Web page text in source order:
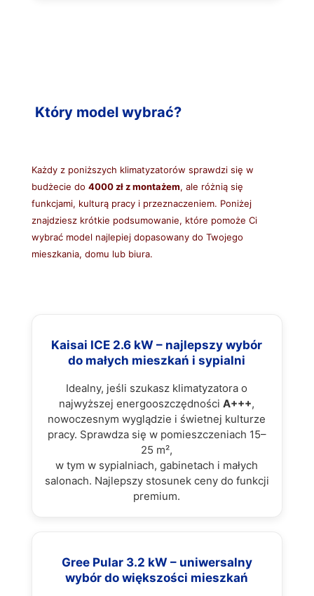
Który model wybrać?
Każdy z poniższych klimatyzatorów sprawdzi się w
budżecie do 4000 zł z montażem, ale różnią się
funkcjami, kulturą pracy i przeznaczeniem. Poniżej
znajdziesz krótkie podsumowanie, które pomoże Ci
wybrać model najlepiej dopasowany do Twojego
mieszkania, domu lub biura.
Kaisai ICE 2.6 kW – najlepszy wybór
do małych mieszkań i sypialni
Idealny, jeśli szukasz klimatyzatora o
najwyższej energooszczędnościA+++,
nowoczesnym wyglądzie i świetnej kulturze
pracy. Sprawdza się w pomieszczeniach 15–
25 m²,
w tym w sypialniach, gabinetach i małych
salonach. Najlepszy stosunek ceny do funkcji
premium.
Gree Pular 3.2 kW – uniwersalny
wybór do większości mieszkań